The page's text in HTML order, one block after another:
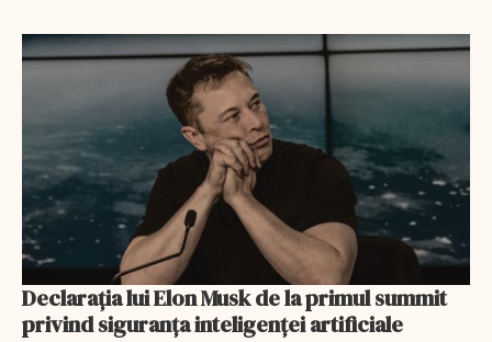
Declarația lui Elon Musk de la primul summit
privind siguranța inteligenței artificiale